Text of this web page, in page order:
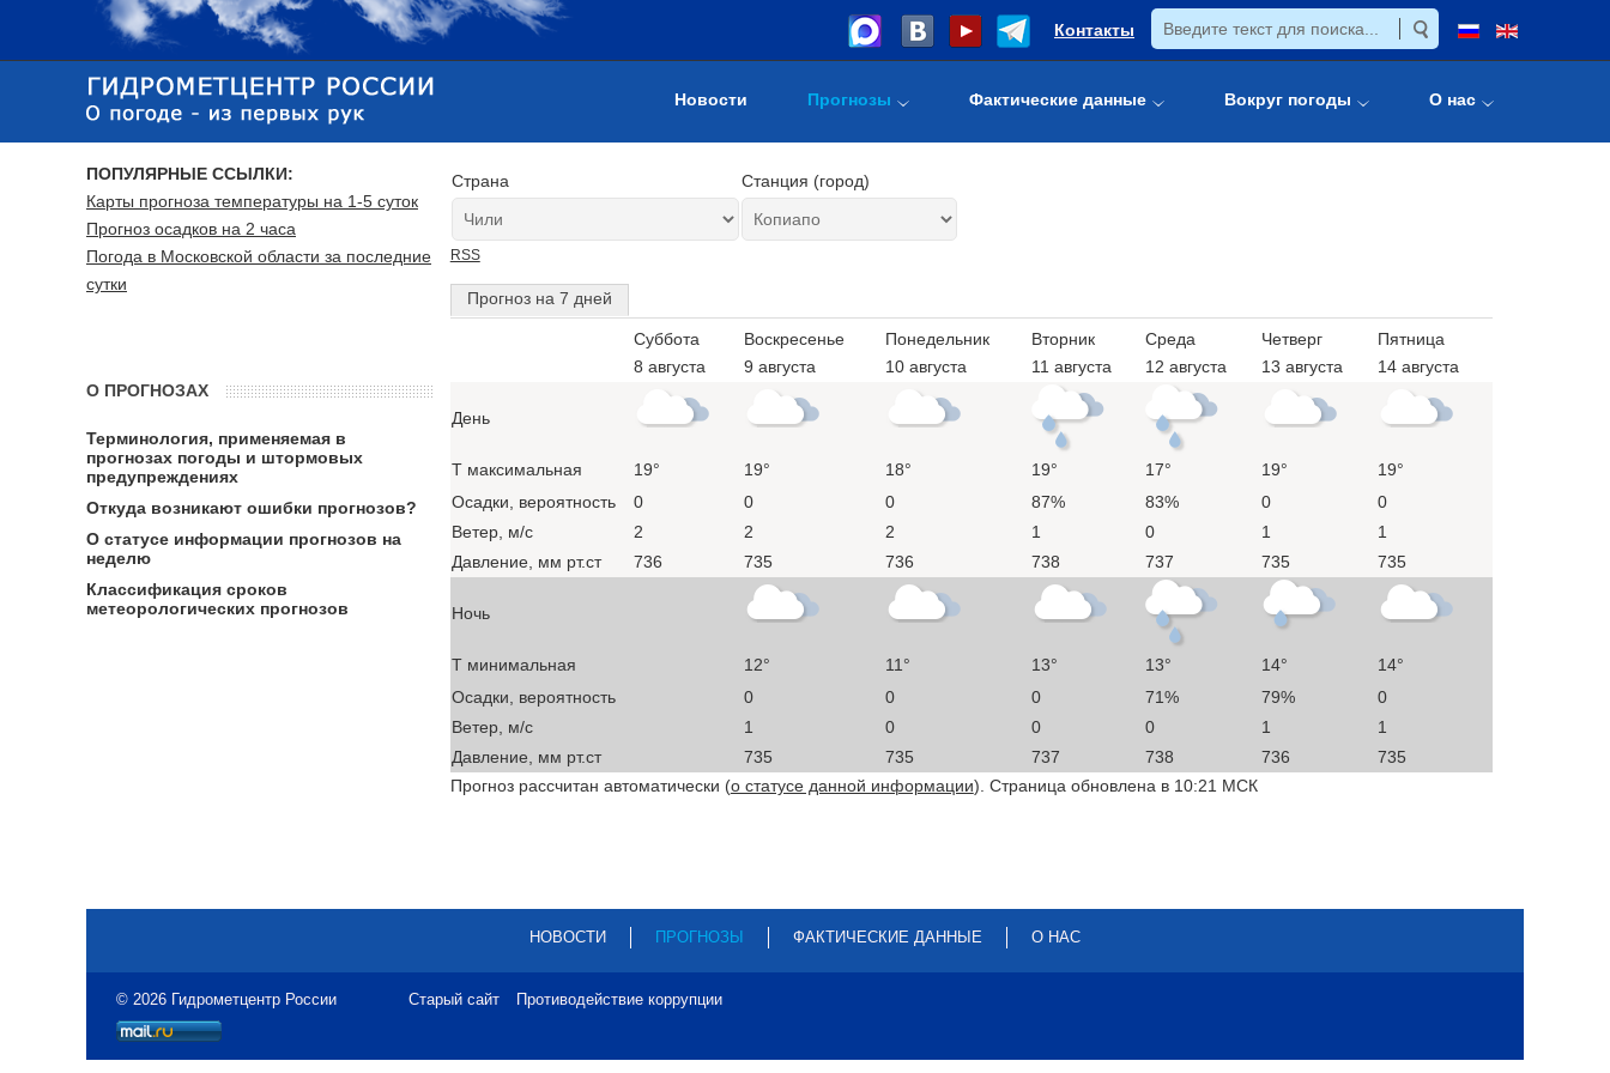
Контакты
Новости Прогнозы Фактические данные Вокруг погоды О нас
Страна Станция (город)
RSS
Прогноз на 7 дней
Суббота
8 августа
Воскресенье
9 августа
Понедельник
10 августа
Вторник
11 августа
Среда
12 августа
Четверг
13 августа
Пятница
14 августа
День
T максимальная 19° 19° 18° 19° 17° 19°
19°
Осадки, вероятность
0 0 0 87% 83% 0
0
Ветер, м/с
2 2 2 1 0 1
1
Давление, мм рт.ст
736 735 736 738 737 735 735
Ночь
T минимальная 12° 11° 13° 13° 14°
14°
Осадки, вероятность
0 0 0 71% 79%
0
Ветер, м/с
1 0 0 0 1
1
Давление, мм рт.ст
735 735 737 738 736
735
Прогноз рассчитан автоматически (о статусе данной информации). Страница обновлена в 10:21 МСК
ПОПУЛЯРНЫЕ ССЫЛКИ:
Карты прогноза температуры на 1-5 суток
Прогноз осадков на 2 часа
Погода в Московской области за последние
сутки
О ПРОГНОЗАХ
Терминология, применяемая в
прогнозах погоды и штормовых
предупреждениях
Откуда возникают ошибки прогнозов?
О статусе информации прогнозов на
неделю
Классификация сроков
метеорологических прогнозов
НОВОСТИ ПРОГНОЗЫ ФАКТИЧЕСКИЕ ДАННЫЕ О НАС
© 2026 Гидрометцентр России Старый сайт Противодействие коррупции